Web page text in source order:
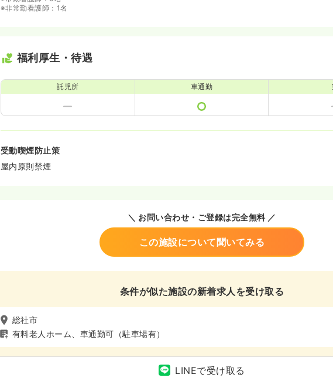
※非常勤看護師：1名
福利厚生・待遇
託児所 車通勤
受動喫煙防止策
屋内原則禁煙
＼ お問い合わせ・ご登録は完全無料 ／
この施設について聞いてみる
条件が似た施設の新着求人を受け取る
総社市
有料老人ホーム、車通勤可（駐車場有）
LINEで受け取る